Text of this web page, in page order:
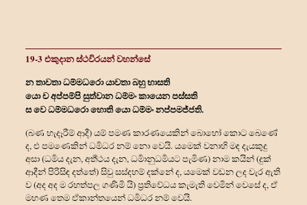
19-3 එකුදාන ස්ථවිරයන් වහන්සේ
න තාවතා ධම්මධරො යාවතා බහු භාසති
යො ච අප්පම්පි සුත්‍වාන ධම්මං කායෙන පස්සති
ස වෙ ධම්මධරො හොති යො ධම්මං නප්පමජ්ජති.
(බණ හැදෑරීම් ආදී) යම් පමණ කාරණයෙකින් බොහෝ කොට බෙණේ
ද, එ පමණෙකින් ධර්‍මධර නම් නො වෙයි. යමෙක් වනාහි මඳ දැයකුදු
අසා (ධර්‍මය දැන, අර්‍ත්‍ථය දැන, ධර්‍මානුධර්‍මයට පැමිණ) නාම කයින් (දුක්
ආදීන් පිරිසිඳ දත්තේ) සිවු සස්දහම් දක්නේ ද, යමෙක් වඩන ලද වැර ඇති
ව (අද අද ම රහත්පල ගණිමි යි) ප්‍රතිවේධය කැමැති වෙමින් වෙසේ ද, ඒ
මහණ තෙම ඒකාන්තයෙන් ධර්‍මධර නම් වෙයි.